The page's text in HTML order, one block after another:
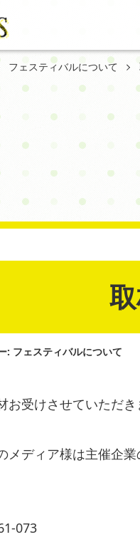
フェスティバルについて
: フェスティバルについて
お受けさせていただき
メディア様は主催企
073